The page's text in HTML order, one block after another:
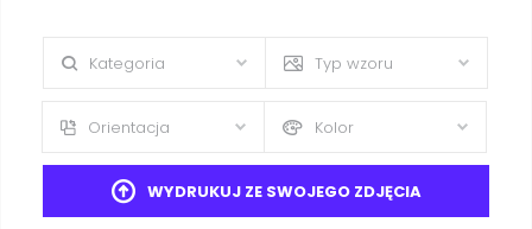
Kategoria Typ wzoru
Orientacja Kolor
WYDRUKUJ ZE SWOJEGO ZDJĘCIA